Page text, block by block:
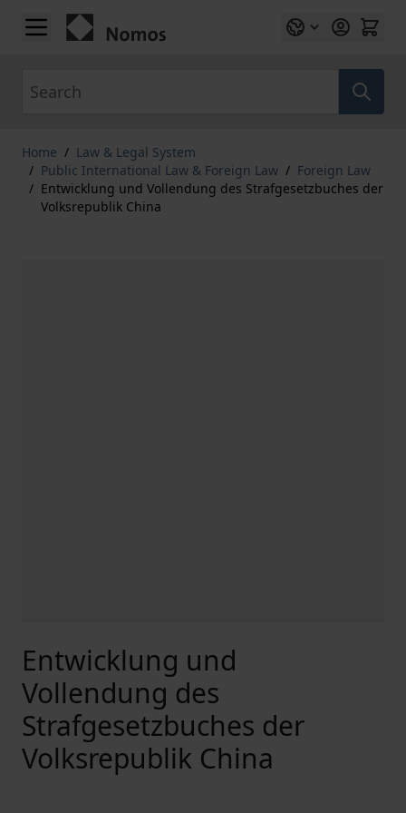
Skip to Content
Home / Law & Legal System
/ Public International Law & Foreign Law / Foreign Law
/ Entwicklung und Vollendung des Strafgesetzbuches der
Volksrepublik China
Entwicklung und
Vollendung des
Strafgesetzbuches der
Volksrepublik China